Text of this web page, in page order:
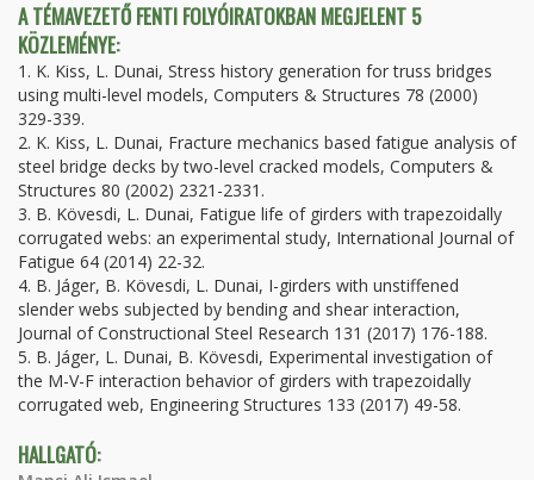
A TÉMAVEZETŐ FENTI FOLYÓIRATOKBAN MEGJELENT 5
KÖZLEMÉNYE:
1. K. Kiss, L. Dunai, Stress history generation for truss bridges
using multi-level models, Computers & Structures 78 (2000)
329-339.
2. K. Kiss, L. Dunai, Fracture mechanics based fatigue analysis of
steel bridge decks by two-level cracked models, Computers &
Structures 80 (2002) 2321-2331.
3. B. Kövesdi, L. Dunai, Fatigue life of girders with trapezoidally
corrugated webs: an experimental study, International Journal of
Fatigue 64 (2014) 22-32.
4. B. Jáger, B. Kövesdi, L. Dunai, I-girders with unstiffened
slender webs subjected by bending and shear interaction,
Journal of Constructional Steel Research 131 (2017) 176-188.
5. B. Jáger, L. Dunai, B. Kövesdi, Experimental investigation of
the M-V-F interaction behavior of girders with trapezoidally
corrugated web, Engineering Structures 133 (2017) 49-58.
HALLGATÓ: